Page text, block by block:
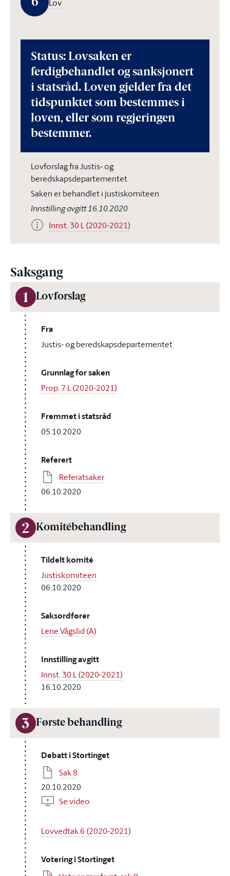
6 Lov
Status: Lovsaken er
ferdigbehandlet og sanksjonert
i statsråd. Loven gjelder fra det
tidspunktet som bestemmes i
loven, eller som regjeringen
bestemmer.
Lovforslag fra Justis- og
beredskapsdepartementet
Saken er behandlet i justiskomiteen
Innstilling avgitt 16.10.2020
Innst. 30 L (2020-2021)
Saksgang
1 Lovforslag
Fra
Justis- og beredskapsdepartementet
Grunnlag for saken
Prop. 7 L (2020-2021)
Fremmet i statsråd
05.10.2020
Referert
Referatsaker
06.10.2020
2 Komitébehandling
Tildelt komité
Justiskomiteen
06.10.2020
Saksordfører
Lene Vågslid (A)
Innstilling avgitt
Innst. 30 L (2020-2021)
16.10.2020
3 Første behandling
Debatt i Stortinget
Sak 8
20.10.2020
Se video
Lovvedtak 6 (2020-2021)
Votering i Stortinget